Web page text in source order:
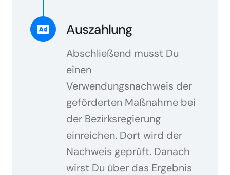
Auszahlung
Abschließend musst Du
einen
Verwendungsnachweis der
geförderten Maßnahme bei
der Bezirksregierung
einreichen. Dort wird der
Nachweis geprüft. Danach
wirst Du über das Ergebnis